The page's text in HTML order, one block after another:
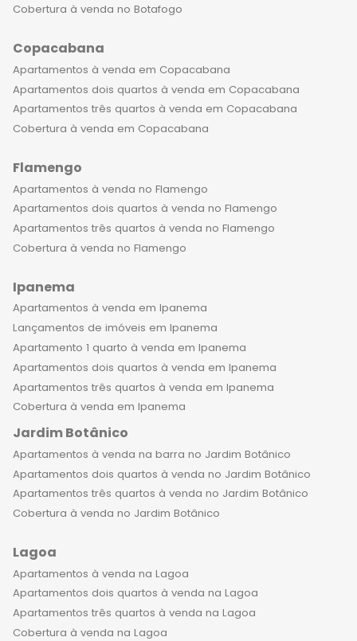
entre outros, além de serviços
segurança 24 horas. Morar em um
dos imóveis de luxo à venda no
Flamengo é uma experiência única,
que proporciona uma sensação de
exclusividade e sofisticação. O bairro
tradição, mas também pela sua
modernidade, com prédios
imponentes, ruas arborizadas e a
sensação de estar em um verdadeiro
oásis no meio da cidade. Além disso, o
uma ampla variedade de opções
gastronômicas, desde bares e
restaurantes informais até
estabelecimentos mais sofisticados e
requintados, perfeitos para celebrar
datas especiais e momentos
importantes com a família. Por fim, é
importante destacar que morar em
um apartamento de luxo no
Flamengo é uma escolha inteligente,
que representa um investimento
seguro e rentável no longo prazo. A
oportunidades de negócios, além de
ser uma excelente opção para quem
busca qualidade de vida, conforto e
bem-estar para a família. Não perca
a oportunidade de conhecer os
Cobertura à venda no Botafogo
Copacabana
Apartamentos à venda em Copacabana
Apartamentos dois quartos à venda em Copacabana
Apartamentos três quartos à venda em Copacabana
Cobertura à venda em Copacabana
Flamengo
Apartamentos à venda no Flamengo
Apartamentos dois quartos à venda no Flamengo
Apartamentos três quartos à venda no Flamengo
Cobertura à venda no Flamengo
Ipanema
Apartamentos à venda em Ipanema
Lançamentos de imóveis em Ipanema
Apartamento 1 quarto à venda em Ipanema
Apartamentos dois quartos à venda em Ipanema
Apartamentos três quartos à venda em Ipanema
Cobertura à venda em Ipanema
Jardim Botânico
Apartamentos à venda na barra no Jardim Botânico
Apartamentos dois quartos à venda no Jardim Botânico
Apartamentos três quartos à venda no Jardim Botânico
Cobertura à venda no Jardim Botânico
Lagoa
Apartamentos à venda na Lagoa
Apartamentos dois quartos à venda na Lagoa
Apartamentos três quartos à venda na Lagoa
Cobertura à venda na Lagoa